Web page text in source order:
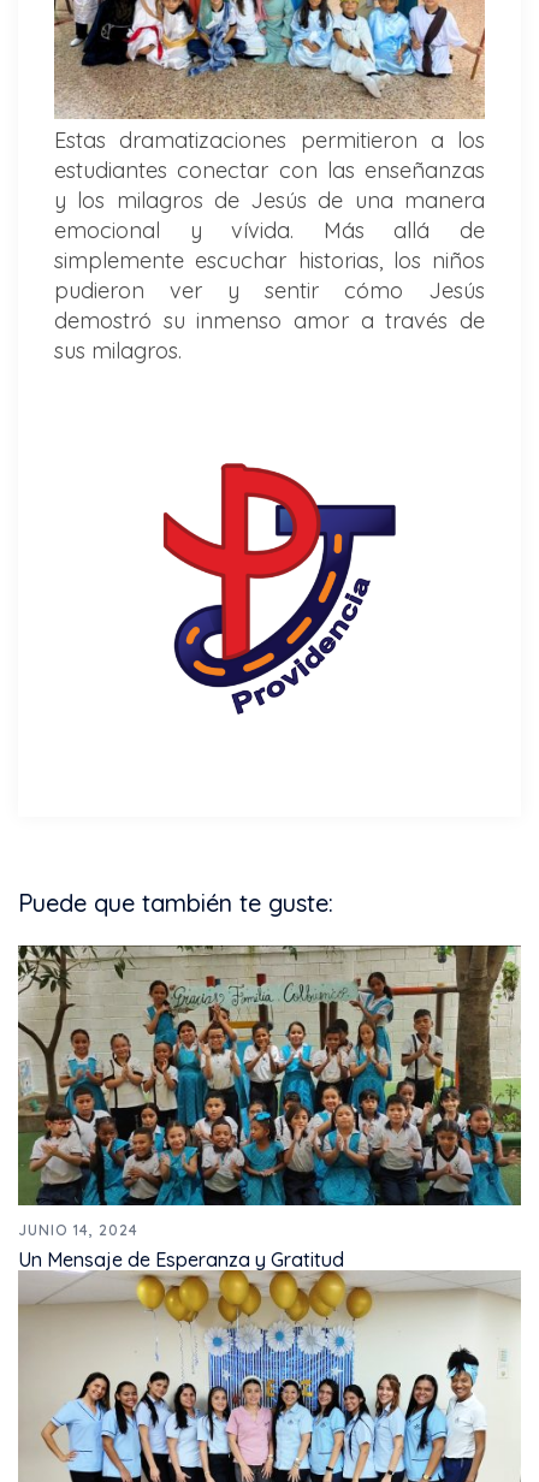
Estas dramatizaciones permitieron a los
estudiantes conectar con las enseñanzas
y los milagros de Jesús de una manera
emocional y vívida. Más allá de
simplemente escuchar historias, los niños
pudieron ver y sentir cómo Jesús
demostró su inmenso amor a través de
sus milagros.
Puede que también te guste:
JUNIO 14, 2024
Un Mensaje de Esperanza y Gratitud